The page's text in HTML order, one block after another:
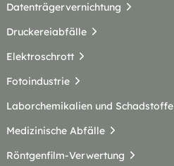
Datenträgervernichtung
Druckereiabfälle
Elektroschrott
Fotoindustrie
Laborchemikalien und Schadstoffe
Medizinische Abfälle
Röntgenfilm-Verwertung